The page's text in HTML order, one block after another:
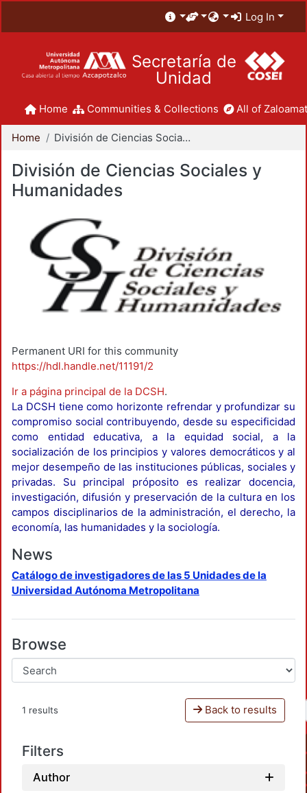
Log In
Secretaría de
Unidad
Home Communities & Collections All of
Home División de Ciencias Sociales y Humanidades
División de Ciencias Sociales y
Humanidades
Permanent URI for this community
https://hdl.handle.net/11191/2
Ir a página principal de la DCSH.
La DCSH tiene como horizonte refrendar y profundizar su
compromiso social contribuyendo, desde su especificidad
como entidad educativa, a la equidad social, a la
socialización de los principios y valores democráticos y al
mejor desempeño de las instituciones públicas, sociales y
privadas. Su principal próposito es realizar docencia,
investigación, difusión y preservación de la cultura en los
campos disciplinarios de la administración, el derecho, la
economía, las humanidades y la sociología.
News
Catálogo de investigadores de las 5 Unidades de la
Universidad Autónoma Metropolitana
Browse
1 results Back to results
Filters
Author